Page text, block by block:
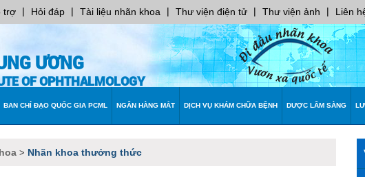
trợ | Hỏi đáp | Tài liệu nhãn khoa | Thư viện điện tử | Thư viện ảnh | Liên
ƯƠNG
OF OPHTHALMOLOGY
BAN CHỈ ĐẠO QUỐC GIA PCML NGÂN HÀNG MẮT DỊCH VỤ KHÁM CHỮA BỆNH DƯỢC LÂM SÀNG
> Nhãn khoa thưởng thức